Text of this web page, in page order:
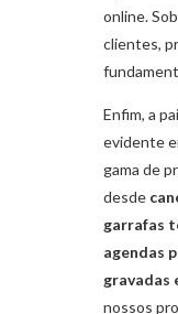
online.
clientes,
Enfim, a
evidente
gama de
desde
garrafas
agendas
gravadas
nossos